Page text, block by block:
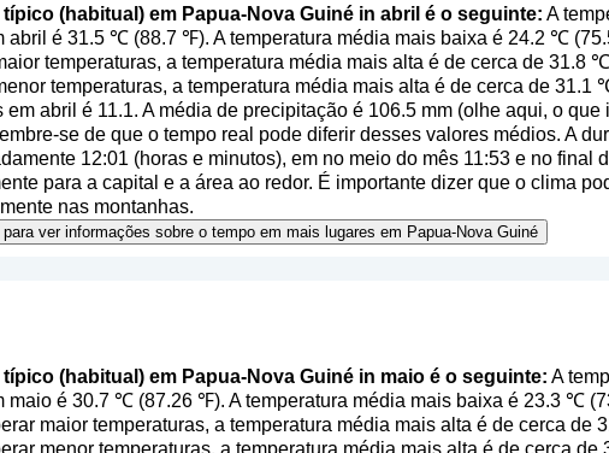
típico (habitual) em Papua-Nova Guiné in abril é o seguinte: A
abril é 31.5 ℃ (88.7 ℉). A temperatura média mais baixa é 24.2 ℃
temperaturas, a temperatura média mais alta é de cerca de 31.8
temperaturas, a temperatura média mais alta é de cerca de
em abril é 11.1. A média de precipitação é 106.5 mm (olhe aqui, o que
se de que o tempo real pode diferir desses valores médios. A
12:01 (horas e minutos), em no meio do mês 11:53 e no final
para a capital e a área ao redor. É importante dizer que o clima
nas montanhas.
ver informações sobre o tempo em mais lugares em Papua-Nova Guiné
típico (habitual) em Papua-Nova Guiné in maio é o seguinte: A
maio é 30.7 ℃ (87.26 ℉). A temperatura média mais baixa é 23.3 ℃
maior temperaturas, a temperatura média mais alta é de cerca
menor temperaturas, a temperatura média mais alta é de cerca